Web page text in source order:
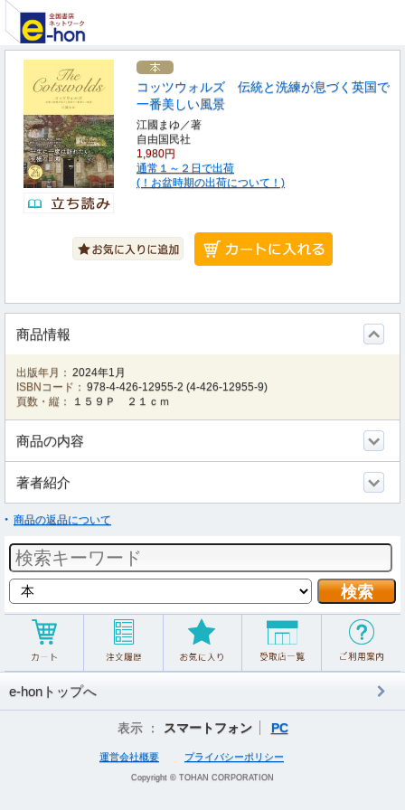
コッツウォルズ 伝統と洗練が息づく英国で
一番美しい風景
江國まゆ／著
自由国民社
1,980円
通常１～２日で出荷
(！お盆時期の出荷について！)
商品情報
出版年月： 2024年1月
ISBNコード： 978-4-426-12955-2 (4-426-12955-9)
頁数・縦：
１５９Ｐ ２１ｃｍ
商品の内容
著者紹介
商品の返品について
e-honトップへ
表示 ： スマートフォン PC
運営会社概要 プライバシーポリシー
Copyright © TOHAN CORPORATION